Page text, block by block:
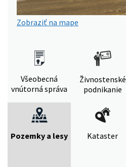
Zobraziť na mape
Všeobecná
vnútorná správa
Živnostenské
podnikanie
Pozemky a lesy Kataster